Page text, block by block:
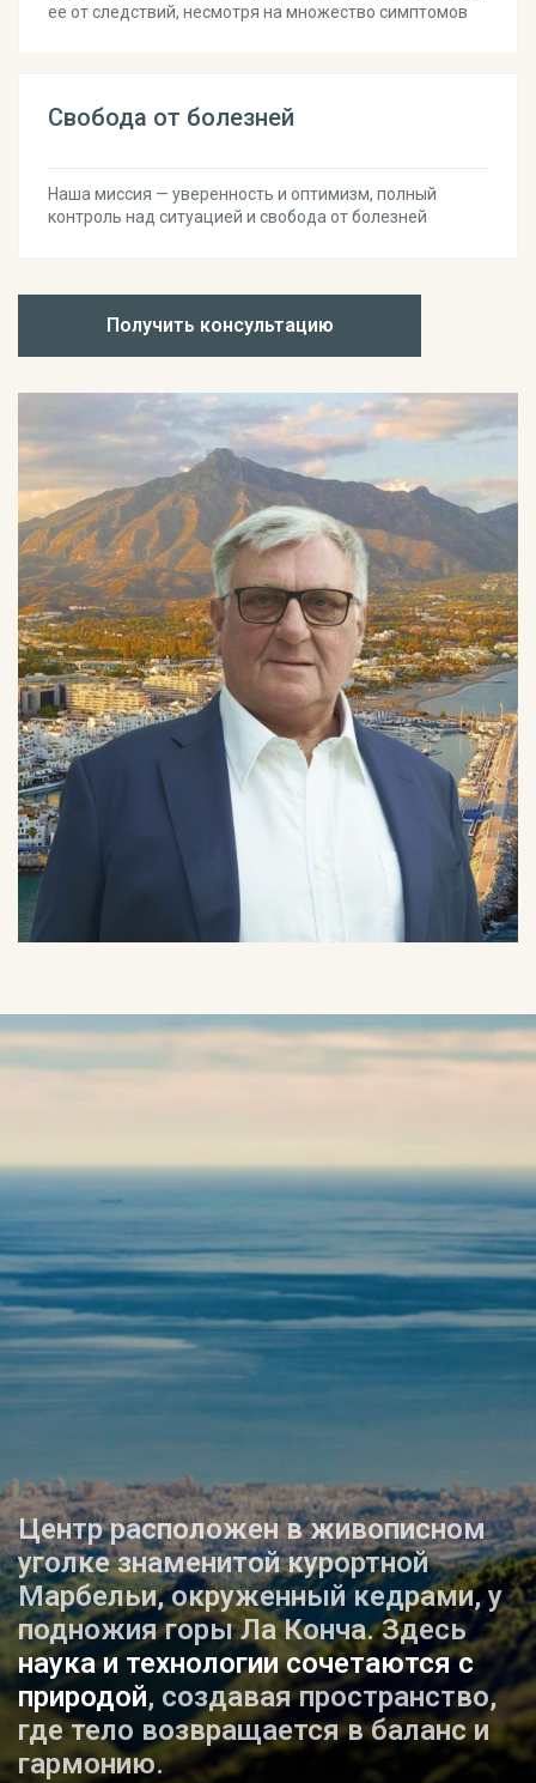
ее от следствий, несмотря на множество симптомов
Свобода от болезней
Наша миссия — уверенность и оптимизм, полный
контроль над ситуацией и свобода от болезней
Получить консультацию
Центр расположен в живописном
уголке знаменитой курортной
Марбельи, окруженный кедрами, у
подножия горы Ла Конча. Здесь
наука и технологии сочетаются с
природой, создавая пространство,
где тело возвращается в баланс и
гармонию.